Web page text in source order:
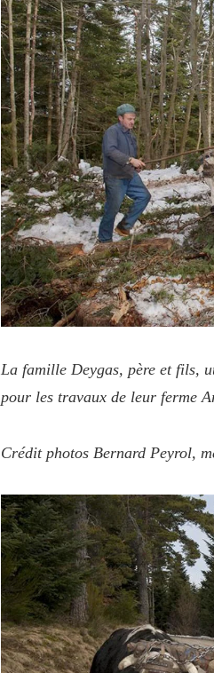
La famille Deygas, père et fils,
pour les travaux de leur ferme
Crédit photos Bernard Peyrol,